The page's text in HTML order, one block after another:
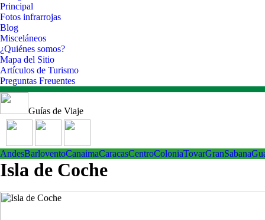
Principal
Fotos infrarrojas
Blog
Misceláneos
¿Quiénes somos?
Mapa del Sitio
Artículos de Turismo
Preguntas Freuentes
Guías de Viaje
AndesBarloventoCanaimaCaracasCentroColoniaTovarGranSabana
Isla de Coche